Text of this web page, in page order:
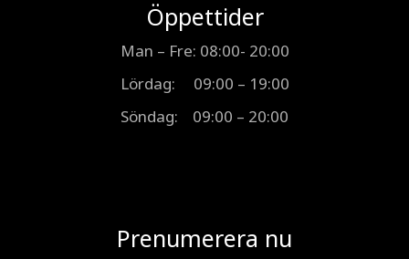
Öppettider
Man – Fre: 08:00- 20:00
Lördag: 09:00 – 19:00
Söndag: 09:00 – 20:00
Prenumerera nu